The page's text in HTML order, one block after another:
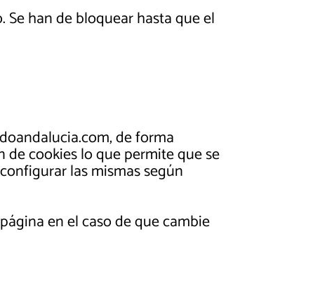
han de bloquear hasta que el
de forma
cookies lo que permite que se
las mismas según
en el caso de que cambie